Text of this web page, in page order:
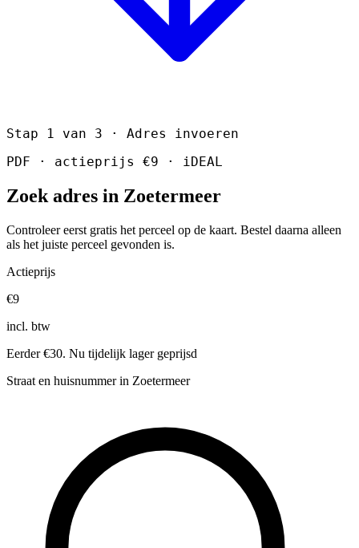
Stap 1 van 3 · Adres invoeren
PDF · actieprijs €9 · iDEAL
Zoek adres in Zoetermeer
Controleer eerst gratis het perceel op de kaart. Bestel daarna alleen
als het juiste perceel gevonden is.
Actieprijs
€9
incl. btw
Eerder €30. Nu tijdelijk lager geprijsd
Straat en huisnummer in Zoetermeer